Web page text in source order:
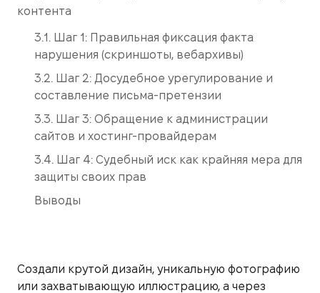
контента
3.1. Шаг 1: Правильная фиксация факта
нарушения (скриншоты, вебархивы)
3.2. Шаг 2: Досудебное урегулирование и
составление письма-претензии
3.3. Шаг 3: Обращение к администрации
сайтов и хостинг-провайдерам
3.4. Шаг 4: Судебный иск как крайняя мера для
защиты своих прав
Выводы
Создали крутой дизайн, уникальную фотографию
или захватывающую иллюстрацию, а через